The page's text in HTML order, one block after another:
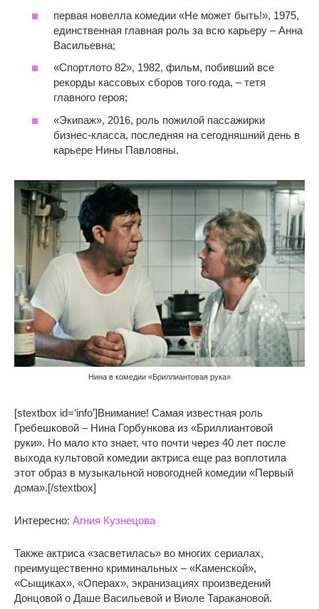
первая новелла комедии «Не может быть!», 1975,
единственная главная роль за всю карьеру – Анна
Васильевна;
«Спортлото 82», 1982, фильм, побивший все
рекорды кассовых сборов того года, – тетя
главного героя;
«Экипаж», 2016, роль пожилой пассажирки
бизнес-класса, последняя на сегодняшний день в
карьере Нины Павловны.
Нина в комедии «Бриллиантовая рука»
[stextbox id=’info’]Внимание! Самая известная роль
Гребешковой – Нина Горбункова из «Бриллиантовой
руки». Но мало кто знает, что почти через 40 лет после
выхода культовой комедии актриса еще раз воплотила
этот образ в музыкальной новогодней комедии «Первый
дома».[/stextbox]
Интересно: Агния Кузнецова
Также актриса «засветилась» во многих сериалах,
преимущественно криминальных – «Каменской»,
«Сыщиках», «Операх», экранизациях произведений
Донцовой о Даше Васильевой и Виоле Таракановой.